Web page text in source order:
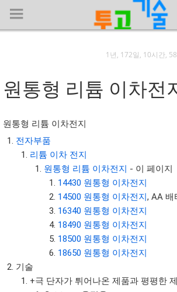
대문
회사명 :
투고기술
| 대표 : 김명기 | 사업자번호 : 142-08-78939
전화 : 031-8065-5299 | 주소 : (16954)) 경기
로 13, B동(complex동) 1213호(영덕동,흥덕IT
COPYRIGHT (C) 투고기술 ALL RIGHTS
투고기술 위키 저작권
1년, 172일, 10시간,
원통형 리튬 이차전
원통형 리튬 이차전지
전자부품
리튬 이차 전지
원통형 리튬 이차전지 - 이 페이지
14430 원통형 이차전지
14500 원통형 이차전지, AA
16340 원통형 이차전지
18490 원통형 이차전지
18500 원통형 이차전지
18650 원통형 이차전지
기술
+극 단자가 튀어나온 제품과 평평한